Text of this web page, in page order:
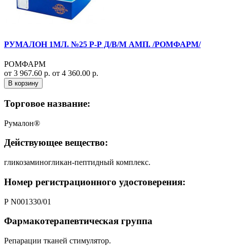
РУМАЛОН 1МЛ. №25 Р-Р Д/В/М АМП. /РОМФАРМ/
РОМФАРМ
от 3 967.60 р. от 4 360.00 р.
В корзину
Торговое название:
Румалон®
Действующее вещество:
гликозаминогликан-пептидный комплекс.
Номер регистрационного удостоверения:
Р N001330/01
Фармакотерапевтическая группа
Репарации тканей стимулятор.